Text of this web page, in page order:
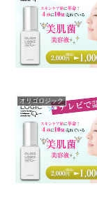
オリゴロジック